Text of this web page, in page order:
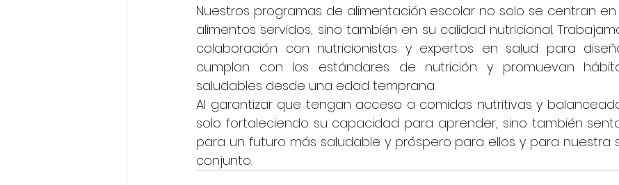
Nuestros programas de alimentación escolar no solo se centran
alimentos servidos, sino también en su calidad nutricional.
colaboración con nutricionistas y expertos en salud para
cumplan con los estándares de nutrición y promuevan
saludables desde una edad temprana.
Al garantizar que tengan acceso a comidas nutritivas y
solo fortaleciendo su capacidad para aprender, sino también
para un futuro más saludable y próspero para ellos y para nuestra
conjunto.